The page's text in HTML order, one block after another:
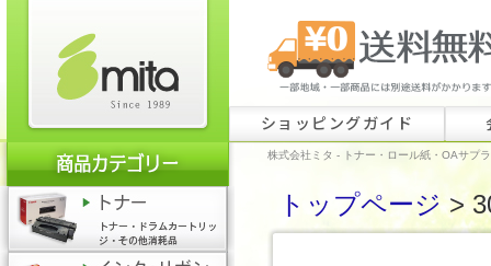
ショッピングガイド
株式会社ミタ - トナー・ロール紙・OAサプ
トップページ>